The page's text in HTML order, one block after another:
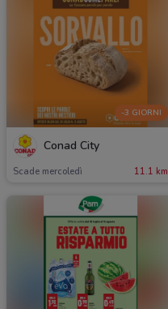
-3 GIORNI
Conad City
Scade mercoledì 11.1 km